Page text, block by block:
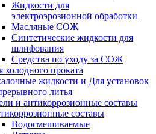
Жидкости для
электроэрозионной обработки
Масляные СОЖ
Синтетические жидкости для
шлифования
Средства по уходу за СОЖ
холодного проката
жидкости и Для установок
литья
и антикоррозионные составы
составы
Водосмешиваемые